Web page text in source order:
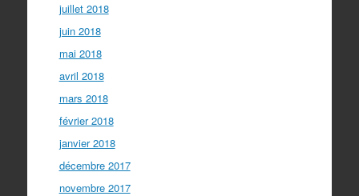
juillet 2018
juin 2018
mai 2018
avril 2018
mars 2018
février 2018
janvier 2018
décembre 2017
novembre 2017